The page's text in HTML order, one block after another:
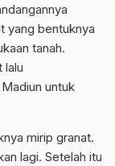
yang bentuknya
tanah.
lalu
untuk
mirip granat.
lagi. Setelah itu